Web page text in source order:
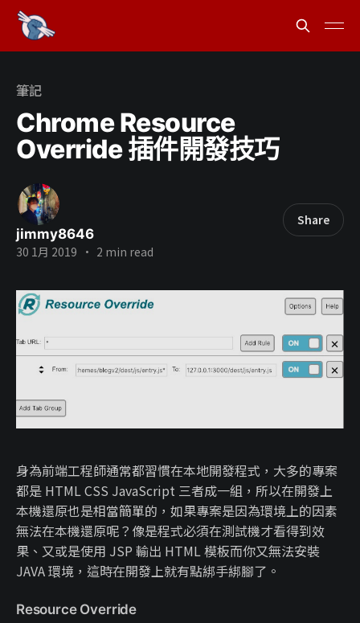
筆記
Chrome Resource
Override 插件開發技巧
jimmy8646
30 1月 2019 • 2 min read
Share
身為前端工程師通常都習慣在本地開發程式，大多的專案
都是 HTML CSS JavaScript 三者成一組，所以在開發上
本機還原也是相當簡單的，如果專案是因為環境上的因素
無法在本機還原呢？像是程式必須在測試機才看得到效
果、又或是使用 JSP 輸出 HTML 模板而你又無法安裝
JAVA 環境，這時在開發上就有點綁手綁腳了。
Resource Override